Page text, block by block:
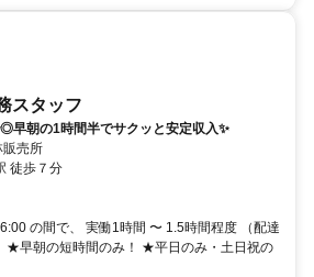
スタッフ
早朝の1時間半でサクッと安定収入✨
販売所
徒歩７分
の間で、 実働1時間 〜 1.5時間程度 （配達
★早朝の短時間のみ！ ★平日のみ・土日祝の